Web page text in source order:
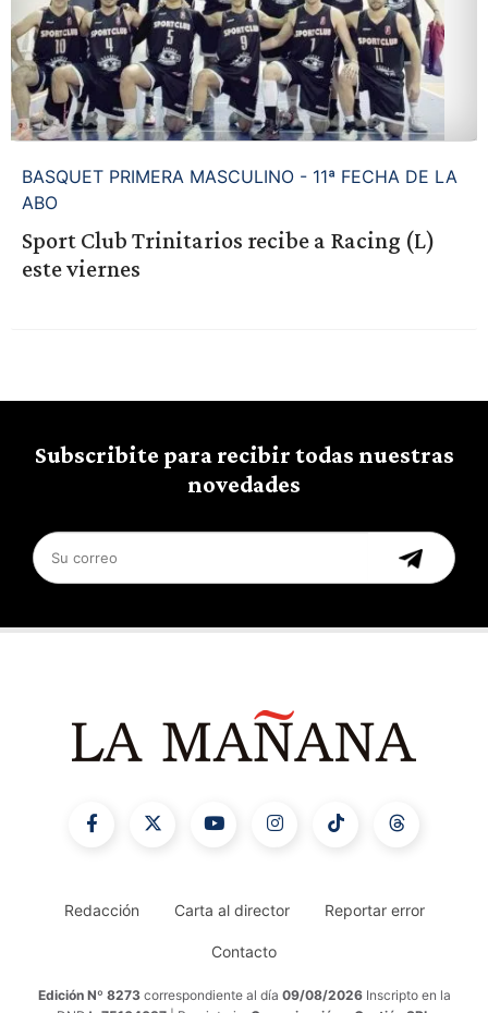
BASQUET PRIMERA MASCULINO - 11ª FECHA DE LA
ABO
Sport Club Trinitarios recibe a Racing (L)
este viernes
Subscribite para recibir todas nuestras
novedades
Redacción Carta al director Reportar error
Contacto
Edición Nº 8273 correspondiente al día 09/08/2026 Inscripto en la